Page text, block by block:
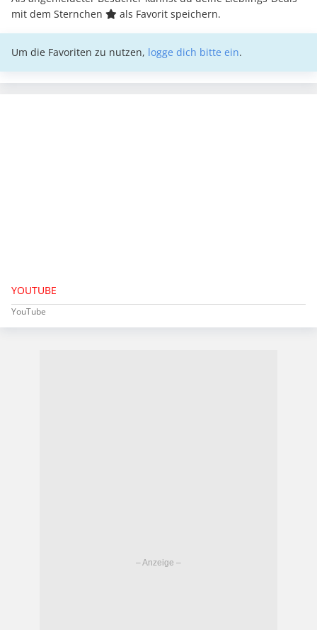
mit dem Sternchen
als Favorit speichern.
Um die Favoriten zu nutzen, logge dich bitte ein.
YOUTUBE
YouTube